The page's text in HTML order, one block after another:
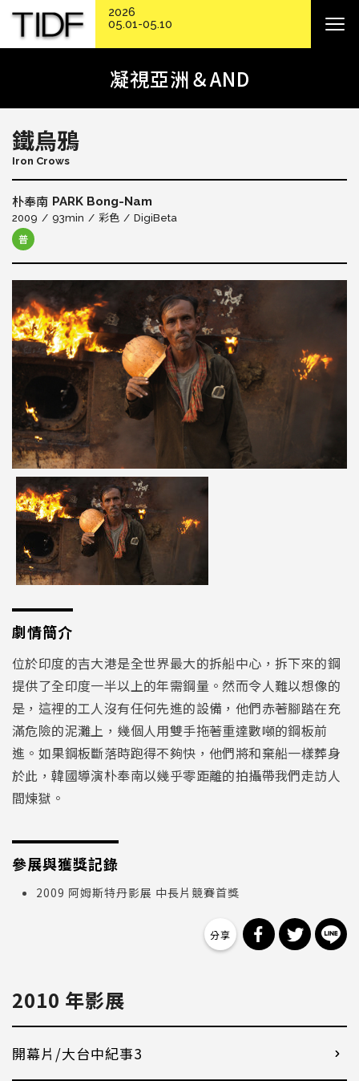
凝視亞洲＆AND
鐵烏鴉
Iron Crows
朴奉南 PARK Bong-Nam
2009 93min 彩色 DigiBeta
普
劇情簡介
位於印度的吉大港是全世界最大的拆船中心，拆下來的鋼
提供了全印度一半以上的年需鋼量。然而令人難以想像的
是，這裡的工人沒有任何先進的設備，他們赤著腳踏在充
滿危險的泥灘上，幾個人用雙手拖著重達數噸的鋼板前
進。如果鋼板斷落時跑得不夠快，他們將和棄船一樣葬身
於此，韓國導演朴奉南以幾乎零距離的拍攝帶我們走訪人
間煉獄。
參展與獲獎記錄
2009 阿姆斯特丹影展 中長片競賽首獎
分享到分享到
2010 年影展
開幕片/大台中紀事3
2026
05.01-05.10